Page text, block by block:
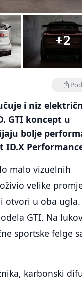
+2
i niz
GTI koncept u
bolje
ID.X
malo vizuelnih
velike
otvori u oba
GTI. Na
sportske felge
karbonski